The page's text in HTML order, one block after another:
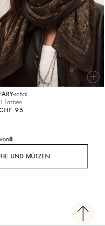
FARYschal
3 Farben
95
von8
UND MÜTZEN